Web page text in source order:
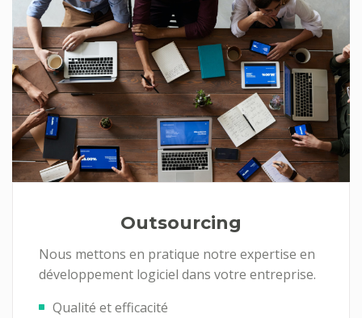
Outsourcing
Nous mettons en pratique notre expertise en
développement logiciel dans votre entreprise.
Qualité et efficacité